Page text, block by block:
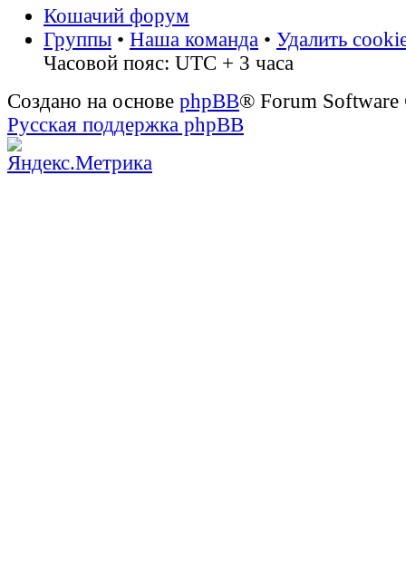
Кошачий форум
Группы • Наша команда • Удалить
Часовой пояс: UTC + 3 часа
Создано на основе phpBB® Forum
Русская поддержка phpBB